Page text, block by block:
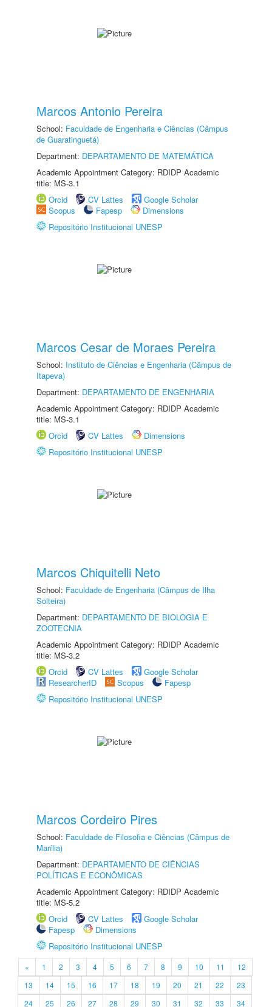
Marcos Antonio Pereira
School: Faculdade de Engenharia e Ciências (Câmpus
de Guaratinguetá)
Department: DEPARTAMENTO DE MATEMÁTICA
Academic Appointment Category: RDIDP Academic
title: MS-3.1
Orcid
CV Lattes
Google Scholar
Scopus
Fapesp
Dimensions
Repositório Institucional UNESP
Marcos Cesar de Moraes Pereira
School: Instituto de Ciências e Engenharia (Câmpus de
Itapeva)
Department: DEPARTAMENTO DE ENGENHARIA
Academic Appointment Category: RDIDP Academic
title: MS-3.1
Orcid
CV Lattes
Dimensions
Repositório Institucional UNESP
Marcos Chiquitelli Neto
School: Faculdade de Engenharia (Câmpus de Ilha
Solteira)
Department: DEPARTAMENTO DE BIOLOGIA E
ZOOTECNIA
Academic Appointment Category: RDIDP Academic
title: MS-3.2
Orcid
CV Lattes
Google Scholar
ResearcherID
Scopus
Fapesp
Repositório Institucional UNESP
Marcos Cordeiro Pires
School: Faculdade de Filosofia e Ciências (Câmpus de
Marília)
Department: DEPARTAMENTO DE CIÊNCIAS
POLÍTICAS E ECONÔMICAS
Academic Appointment Category: RDIDP Academic
title: MS-5.2
Orcid
CV Lattes
Google Scholar
Fapesp
Dimensions
Repositório Institucional UNESP
« 1 2 3 4 5 6 7 8 9 10 11
12
13
14 15 16 17 18 19 20 21 22
23
24
25 26 27 28 29 30 31 32 33
34